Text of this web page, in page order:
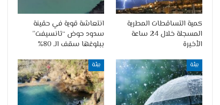
كمية التساقطات المطرية
المسجلة خلال 24 ساعة
الأخيرة
انتعاشة قوية في حقينة
سدود حوض “تانسيفت”
ببلوغها سقف الـ 80%
بيئة بيئة